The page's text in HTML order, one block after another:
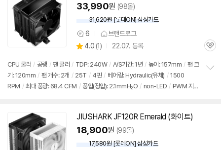
33,990원 (98몰)
31,620원 [롯데ON] 삼성카드
상
품
견
6 브랜드로그
별
점
4.0 (상
리
뷰
1) 22.07. 등록
관
CPU 쿨러 / 공랭 / 팬 쿨러 / TDP: 240W / A/S기간: 1년 / 높이: 157mm / 팬 크
기: 120mm / 팬 개수: 2개 / 25T / 4핀 / 베어링: Hydraulic(유체) / 1500
RPM / 최대 풍량: 68.4 CFM / 풍압(정압): 2.1mmH₂O / non-LED / PWM 지
JIUSHARKJF120R Emerald (화이트)
18,900원 (99몰)
17,580원 [롯데ON] 삼성카드